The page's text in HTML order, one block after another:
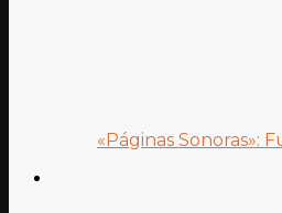
«Páginas Sonoras»: